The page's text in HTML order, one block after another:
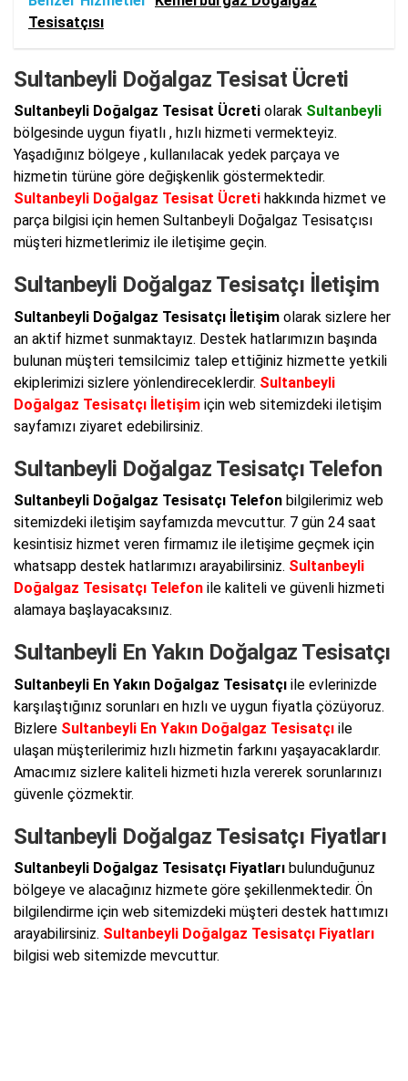
Tesisatçısı
Sultanbeyli Doğalgaz Tesisat Ücreti
Sultanbeyli Doğalgaz Tesisat Ücreti olarak Sultanbeyli
bölgesinde uygun fiyatlı , hızlı hizmeti vermekteyiz.
Yaşadığınız bölgeye , kullanılacak yedek parçaya ve
hizmetin türüne göre değişkenlik göstermektedir.
Sultanbeyli Doğalgaz Tesisat Ücreti hakkında hizmet ve
parça bilgisi için hemen Sultanbeyli Doğalgaz Tesisatçısı
müşteri hizmetlerimiz ile iletişime geçin.
Sultanbeyli Doğalgaz Tesisatçı İletişim
Sultanbeyli Doğalgaz Tesisatçı İletişim olarak sizlere her
an aktif hizmet sunmaktayız. Destek hatlarımızın başında
bulunan müşteri temsilcimiz talep ettiğiniz hizmette yetkili
ekiplerimizi sizlere yönlendireceklerdir. Sultanbeyli
Doğalgaz Tesisatçı İletişim için web sitemizdeki iletişim
sayfamızı ziyaret edebilirsiniz.
Sultanbeyli Doğalgaz Tesisatçı Telefon
Sultanbeyli Doğalgaz Tesisatçı Telefon bilgilerimiz web
sitemizdeki iletişim sayfamızda mevcuttur. 7 gün 24 saat
kesintisiz hizmet veren firmamız ile iletişime geçmek için
whatsapp destek hatlarımızı arayabilirsiniz. Sultanbeyli
Doğalgaz Tesisatçı Telefon ile kaliteli ve güvenli hizmeti
alamaya başlayacaksınız.
Sultanbeyli En Yakın Doğalgaz Tesisatçı
Sultanbeyli En Yakın Doğalgaz Tesisatçı ile evlerinizde
karşılaştığınız sorunları en hızlı ve uygun fiyatla çözüyoruz.
Bizlere Sultanbeyli En Yakın Doğalgaz Tesisatçı ile
ulaşan müşterilerimiz hızlı hizmetin farkını yaşayacaklardır.
Amacımız sizlere kaliteli hizmeti hızla vererek sorunlarınızı
güvenle çözmektir.
Sultanbeyli Doğalgaz Tesisatçı Fiyatları
Sultanbeyli Doğalgaz Tesisatçı Fiyatları bulunduğunuz
bölgeye ve alacağınız hizmete göre şekillenmektedir. Ön
bilgilendirme için web sitemizdeki müşteri destek hattımızı
arayabilirsiniz. Sultanbeyli Doğalgaz Tesisatçı Fiyatları
bilgisi web sitemizde mevcuttur.